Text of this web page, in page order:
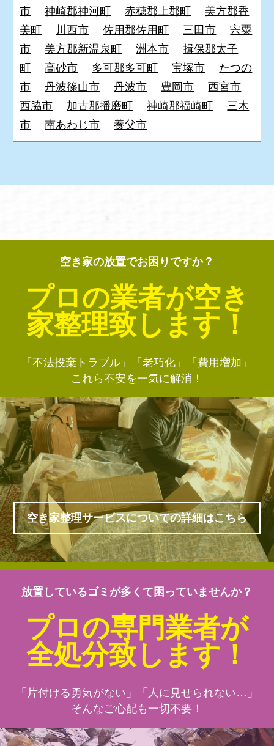
市
神崎郡神河町 赤穂郡上郡町
美方郡香
美町
川西市 佐用郡佐用町 三田市
宍粟
市
美方郡新温泉町 洲本市
揖保郡太子
町
高砂市 多可郡多可町 宝塚市
たつの
市
丹波篠山市 丹波市 豊岡市
西宮市
西脇市
加古郡播磨町 神崎郡福崎町
三木
市
南あわじ市 養父市
空き家の放置でお困りですか？
プロの業者が空き
家整理致します！
「不法投棄トラブル」「老巧化」「費用増加」
これら不安を一気に解消！
空き家整理サービスについての詳細はこちら
放置しているゴミが多くて困っていませんか？
プロの専門業者が
全処分致します！
「片付ける勇気がない」「人に見せられない…」
そんなご心配も一切不要！